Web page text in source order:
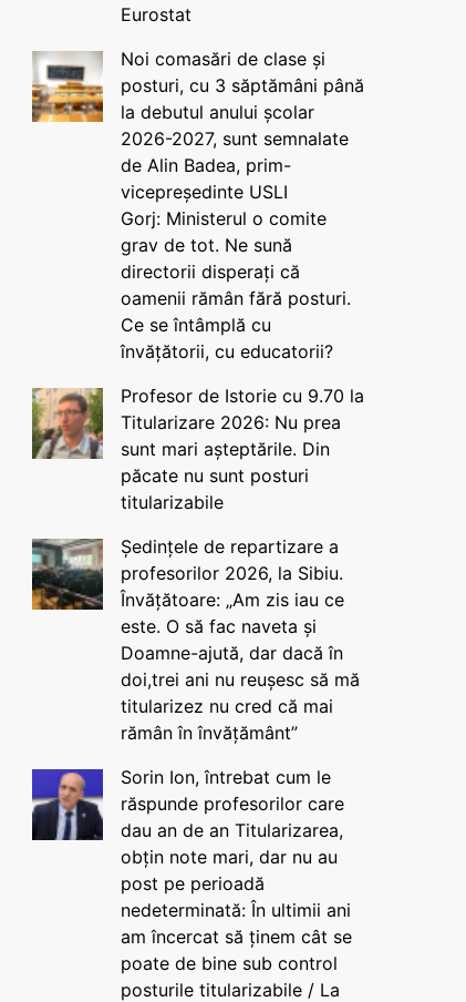
Eurostat
Noi comasări de clase și
posturi, cu 3 săptămâni până
la debutul anului școlar
2026-2027, sunt semnalate
de Alin Badea, prim-
vicepreședinte USLI
Gorj: Ministerul o comite
grav de tot. Ne sună
directorii disperați că
oamenii rămân fără posturi.
Ce se întâmplă cu
învățătorii, cu educatorii?
Profesor de Istorie cu 9.70 la
Titularizare 2026: Nu prea
sunt mari așteptările. Din
păcate nu sunt posturi
titularizabile
Ședințele de repartizare a
profesorilor 2026, la Sibiu.
Învățătoare: „Am zis iau ce
este. O să fac naveta și
Doamne-ajută, dar dacă în
doi,trei ani nu reușesc să mă
titularizez nu cred că mai
rămân în învățământ”
Sorin Ion, întrebat cum le
răspunde profesorilor care
dau an de an Titularizarea,
obțin note mari, dar nu au
post pe perioadă
nedeterminată: În ultimii ani
am încercat să ținem cât se
poate de bine sub control
posturile titularizabile / La